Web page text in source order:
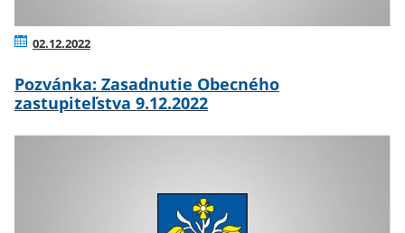
02.12.2022
Pozvánka: Zasadnutie Obecného
zastupiteľstva 9.12.2022